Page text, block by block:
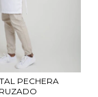
PECHERA